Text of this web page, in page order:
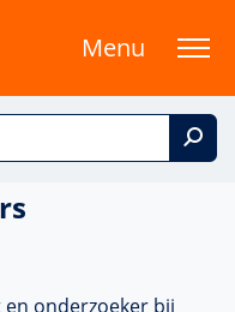
Menu
onderzoeker bij